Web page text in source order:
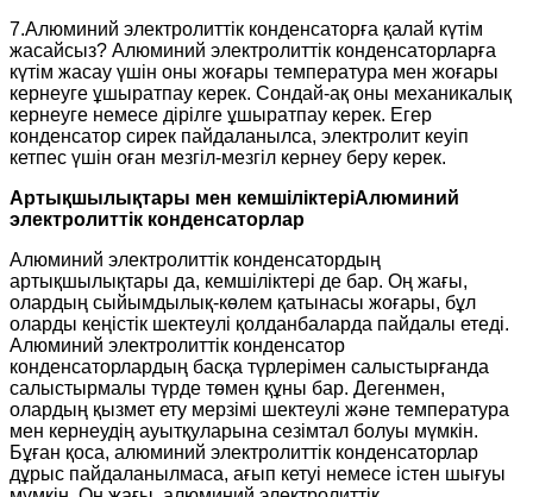
7.Алюминий электролиттік конденсаторға қалай күтім
жасайсыз? Алюминий электролиттік конденсаторларға
күтім жасау үшін оны жоғары температура мен жоғары
кернеуге ұшыратпау керек. Сондай-ақ оны механикалық
кернеуге немесе дірілге ұшыратпау керек. Егер
конденсатор сирек пайдаланылса, электролит кеуіп
кетпес үшін оған мезгіл-мезгіл кернеу беру керек.
Артықшылықтары мен кемшіліктеріАлюминий
электролиттік конденсаторлар
Алюминий электролиттік конденсатордың
артықшылықтары да, кемшіліктері де бар. Оң жағы,
олардың сыйымдылық-көлем қатынасы жоғары, бұл
оларды кеңістік шектеулі қолданбаларда пайдалы етеді.
Алюминий электролиттік конденсатор
конденсаторлардың басқа түрлерімен салыстырғанда
салыстырмалы түрде төмен құны бар. Дегенмен,
олардың қызмет ету мерзімі шектеулі және температура
мен кернеудің ауытқуларына сезімтал болуы мүмкін.
Бұған қоса, алюминий электролиттік конденсаторлар
дұрыс пайдаланылмаса, ағып кетуі немесе істен шығуы